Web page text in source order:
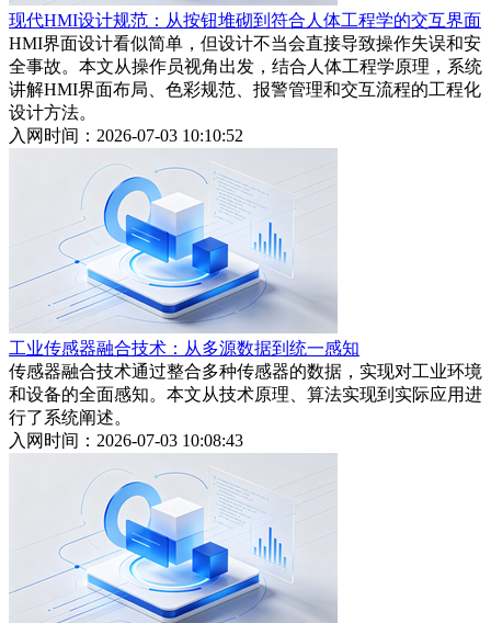
现代HMI设计规范：从按钮堆砌到符合人体工程学的交互界面
HMI界面设计看似简单，但设计不当会直接导致操作失误和安
全事故。本文从操作员视角出发，结合人体工程学原理，系统
讲解HMI界面布局、色彩规范、报警管理和交互流程的工程化
设计方法。
入网时间：2026-07-03 10:10:52
工业传感器融合技术：从多源数据到统一感知
传感器融合技术通过整合多种传感器的数据，实现对工业环境
和设备的全面感知。本文从技术原理、算法实现到实际应用进
行了系统阐述。
入网时间：2026-07-03 10:08:43